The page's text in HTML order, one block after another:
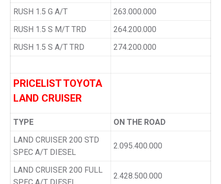
RUSH 1.5 G A/T
263.000.000
RUSH 1.5 S M/T TRD
264.200.000
RUSH 1.5 S A/T TRD
274.200.000
PRICELIST TOYOTA
LAND CRUISER
TYPE
ON THE ROAD
LAND CRUISER 200 STD
SPEC A/T DIESEL
2.095.400.000
LAND CRUISER 200 FULL
2.428.500.000